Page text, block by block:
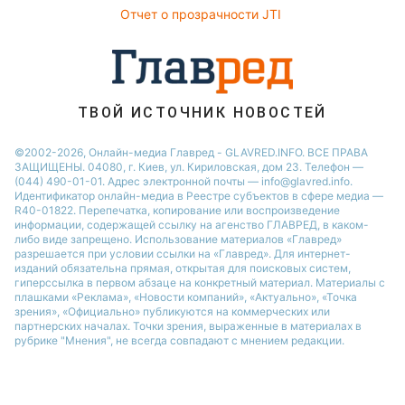
Отчет о прозрачности JTI
ТВОЙ ИСТОЧНИК НОВОСТЕЙ
©2002-2026, Онлайн-медиа Главред - GLAVRED.INFO. ВСЕ ПРАВА
ЗАЩИЩЕНЫ. 04080, г. Киев, ул. Кириловская, дом 23. Телефон —
(044) 490-01-01. Адрес электронной почты — info@glavred.info.
Идентификатор онлайн-медиа в Реестре cубъектов в сфере медиа —
R40-01822. Перепечатка, копирование или воспроизведение
информации, содержащей ссылку на агенство ГЛАВРЕД, в каком-
либо виде запрещено. Использование материалов «Главред»
разрешается при условии ссылки на «Главред». Для интернет-
изданий обязательна прямая, открытая для поисковых систем,
гиперссылка в первом абзаце на конкретный материал. Материалы с
плашками «Реклама», «Новости компаний», «Актуально», «Точка
зрения», «Официально» публикуются на коммерческих или
партнерских началах. Точки зрения, выраженные в материалах в
рубрике "Мнения", не всегда совпадают с мнением редакции.